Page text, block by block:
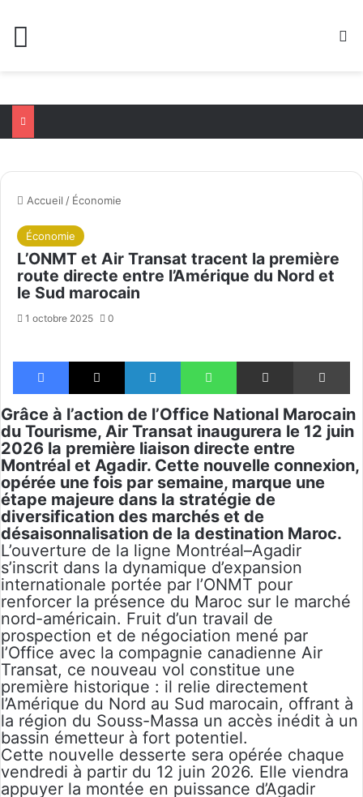
Accueil / Économie
Économie
L’ONMT et Air Transat tracent la première
route directe entre l’Amérique du Nord et
le Sud marocain
1 octobre 2025 0
Facebook X Linkedin WhatsApp Partager par email
Grâce à l’action de l’Office National Marocain
du Tourisme, Air Transat inaugurera le 12 juin
2026 la première liaison directe entre
Montréal et Agadir. Cette nouvelle connexion,
opérée une fois par semaine, marque une
étape majeure dans la stratégie de
diversification des marchés et de
désaisonnalisation de la destination Maroc.
L’ouverture de la ligne Montréal–Agadir
s’inscrit dans la dynamique d’expansion
internationale portée par l’ONMT pour
renforcer la présence du Maroc sur le marché
nord-américain. Fruit d’un travail de
prospection et de négociation mené par
l’Office avec la compagnie canadienne Air
Transat, ce nouveau vol constitue une
première historique : il relie directement
l’Amérique du Nord au Sud marocain, offrant à
la région du Souss-Massa un accès inédit à un
bassin émetteur à fort potentiel.
Cette nouvelle desserte sera opérée chaque
vendredi à partir du 12 juin 2026. Elle viendra
appuyer la montée en puissance d’Agadir